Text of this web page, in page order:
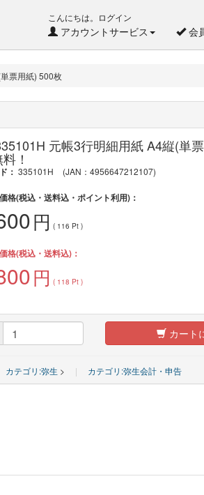
こんにちは。ログイン
アカウントサービス 会
票用紙) 500枚
元帳3行明細用紙 A4縦(単
！
： 335101H (JAN：4956647212107)
格(税込・送料込・ポイント利用)：
円 ( 116 Pt )
格(税込・送料込)：
円 ( 118 Pt )
カート
カテゴリ:弥生 > | カテゴリ:弥生会計・申告